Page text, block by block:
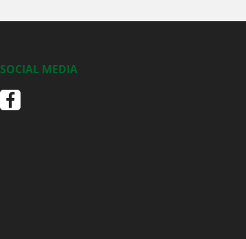
SOCIAL MEDIA